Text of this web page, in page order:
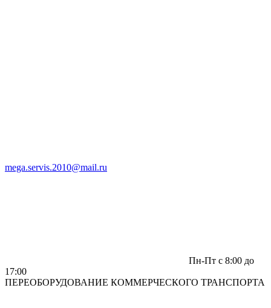
mega.servis.2010@mail.ru
Пн-Пт c 8:00 до
17:00
ПЕРЕОБОРУДОВАНИЕ КОММЕРЧЕСКОГО ТРАНСПОРТА